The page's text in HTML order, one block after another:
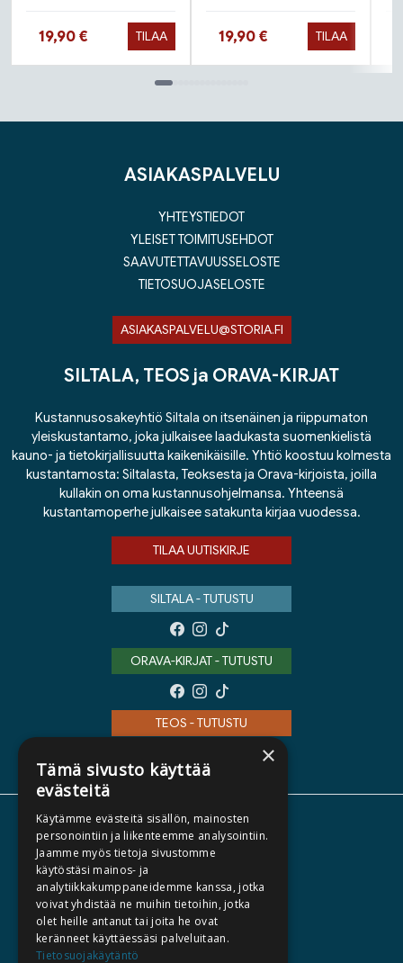
Hinta nyt
19,90 € TILAA Hinta nyt
19,90 € TILAA
ASIAKASPALVELU
YHTEYSTIEDOT
YLEISET TOIMITUSEHDOT
SAAVUTETTAVUUSSELOSTE
TIETOSUOJASELOSTE
ASIAKASPALVELU@STORIA.FI
SILTALA, TEOS ja ORAVA-KIRJAT
Kustannusosakeyhtiö Siltala on itsenäinen ja riippumaton
yleiskustantamo, joka julkaisee laadukasta suomenkielistä
kauno- ja tietokirjallisuutta kaikenikäisille. Yhtiö koostuu kolmesta
kustantamosta: Siltalasta, Teoksesta ja Orava-kirjoista, joilla
kullakin on oma kustannusohjelmansa. Yhteensä
kustantamoperhe julkaisee satakunta kirjaa vuodessa.
TILAA UUTISKIRJE
SILTALA - TUTUSTU
ORAVA-KIRJAT - TUTUSTU
TEOS - TUTUSTU
TIETOA MEISTÄ
TEKIJÄT
KATALOGIT
AJANKOHTAISTA
HALUATKO KIRJAILIJAKSI
×
Tämä sivusto käyttää
evästeitä
Käytämme evästeitä sisällön, mainosten
personointiin ja liikenteemme analysointiin.
Jaamme myös tietoja sivustomme
käytöstäsi mainos- ja
analytiikkakumppaneidemme kanssa, jotka
voivat yhdistää ne muihin tietoihin, jotka
olet heille antanut tai joita he ovat
keränneet käyttäessäsi palveluitaan.
Tietosuojakäytäntö